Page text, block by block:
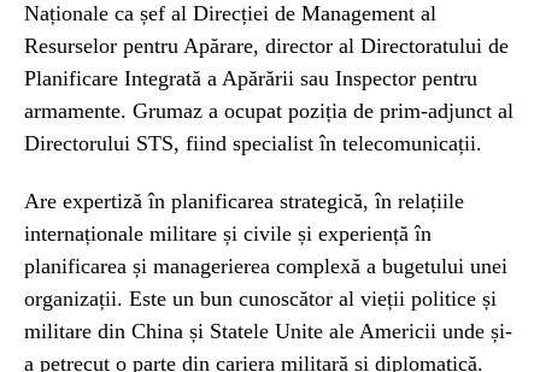
Naționale ca șef al Direcției de Management al
Resurselor pentru Apărare, director al Directoratului de
Planificare Integrată a Apărării sau Inspector pentru
armamente. Grumaz a ocupat poziția de prim-adjunct al
Directorului STS, fiind specialist în telecomunicații.
Are expertiză în planificarea strategică, în relațiile
internaționale militare și civile și experiență în
planificarea și managerierea complexă a bugetului unei
organizații. Este un bun cunoscător al vieții politice și
militare din China și Statele Unite ale Americii unde și-
a petrecut o parte din cariera militară și diplomatică.